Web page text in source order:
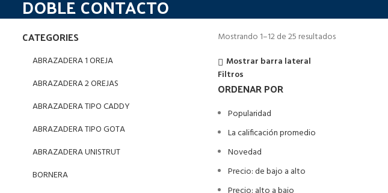
DOBLE CONTACTO
CATEGORIES
ABRAZADERA 1 OREJA
ABRAZADERA 2 OREJAS
ABRAZADERA TIPO CADDY
ABRAZADERA TIPO GOTA
ABRAZADERA UNISTRUT
BORNERA
Mostrando 1–12 de 25 resultados
Mostrar barra lateral
Filtros
ORDENAR POR
Popularidad
La calificación promedio
Novedad
Precio: de bajo a alto